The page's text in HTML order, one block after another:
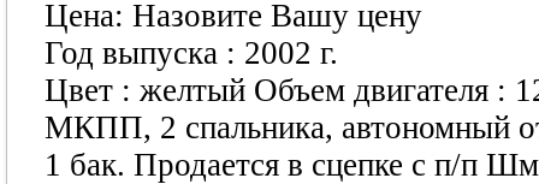
Цена: Назовите Вашу цену
Год выпуска : 2002 г.
Цвет : желтый Объем двигателя :
МКПП, 2 спальника, автономный
1 бак. Продается в сцепке с п/п